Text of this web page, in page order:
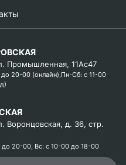
Промышленная, 11Ас47
20-00 (онлайн),Пн-Сб: с 11-00
Воронцовская, д. 36, стр.
20-00, Вс: с 10-00 до 18-00